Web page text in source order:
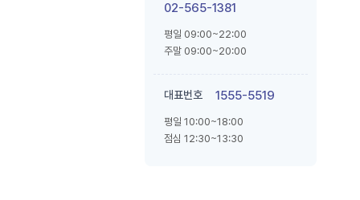
02-565-1381
평일 09:00~22:00
주말 09:00~20:00
대표번호 1555-5519
평일 10:00~18:00
점심 12:30~13:30